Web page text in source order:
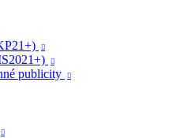


publicity 
